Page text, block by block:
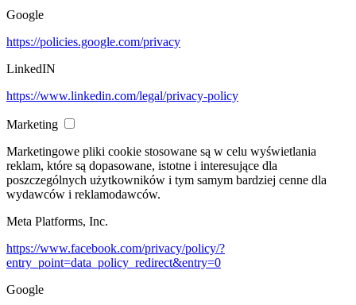
Google
https://policies.google.com/privacy
LinkedIN
https://www.linkedin.com/legal/privacy-policy
Marketing
Marketingowe pliki cookie stosowane są w celu wyświetlania
reklam, które są dopasowane, istotne i interesujące dla
poszczególnych użytkowników i tym samym bardziej cenne dla
wydawców i reklamodawców.
Meta Platforms, Inc.
https://www.facebook.com/privacy/policy/?
entry_point=data_policy_redirect&entry=0
Google